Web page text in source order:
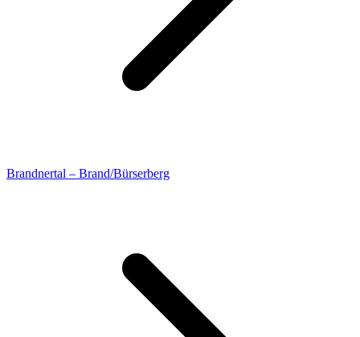
Brandnertal – Brand/Bürserberg